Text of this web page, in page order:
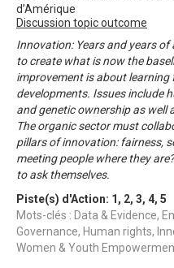
d’Amérique
Discussion topic outcome
Innovation: Years and years
to create what is now the
improvement is about
developments. Issues include
and genetic ownership as well
The organic sector must
pillars of innovation: fairness,
meeting people where they
to ask themselves.
Piste(s) d'Action: 1 , 2, 3, 4, 5
Mots-clés : Data & Evidence,
Governance, Human rights,
Women & Youth